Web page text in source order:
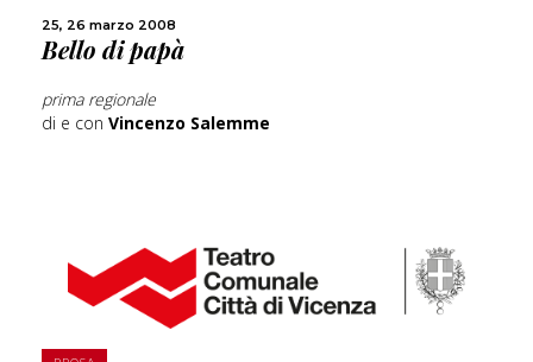
25, 26 marzo 2008
Bello di papà
prima regionale
di e con Vincenzo Salemme